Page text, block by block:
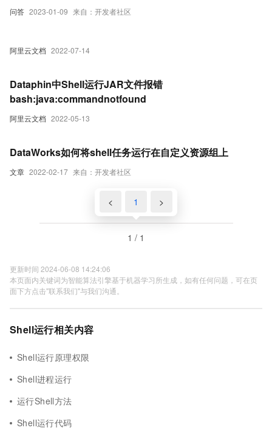
问答 2023-01-09 来自：开发者社区
阿里云文档 2022-07-14
阿里云文档 2022-05-13
Dataphin中Shell运行JAR文件报错
bash:java:commandnotfound
文章 2022-02-17 来自：开发者社区
DataWorks如何将shell任务运行在自定义资源组上
< 1 >
1 / 1
更新时间 2024-06-08 14:24:06
本页面内关键词为智能算法引擎基于机器学习所生成，如有任何问题，可在页
面下方点击"联系我们"与我们沟通。
Shell运行相关内容
Shell运行原理权限
Shell进程运行
运行Shell方法
Shell运行代码